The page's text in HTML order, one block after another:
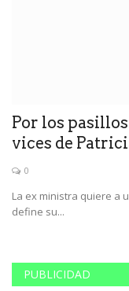
Por los
vices de
0
La ex ministra quiere a
define su...
PUBLICIDAD